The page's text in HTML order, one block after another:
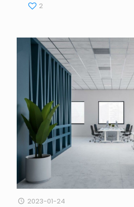
2
2023-01-24